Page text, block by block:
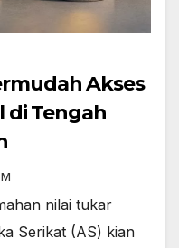
Akses
di Tengah
nilai tukar
Serikat (AS) kian